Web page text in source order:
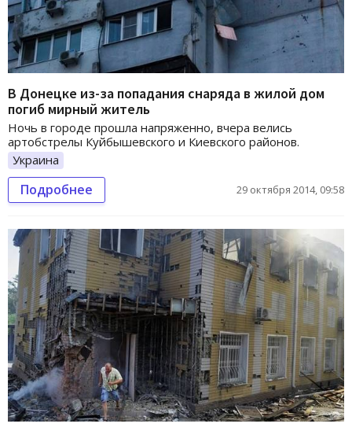
В Донецке из-за попадания снаряда в жилой дом
погиб мирный житель
Ночь в городе прошла напряженно, вчера велись
артобстрелы Куйбышевского и Киевского районов.
Украина
Подробнее 29 октября 2014, 09:58